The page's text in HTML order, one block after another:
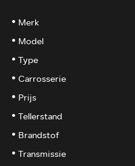
Merk
Model
Type
Carrosserie
Prijs
Tellerstand
Brandstof
Transmissie